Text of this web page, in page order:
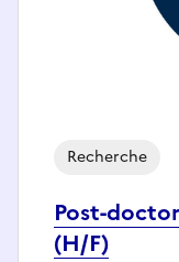
Post-
(H/F)
Recherche